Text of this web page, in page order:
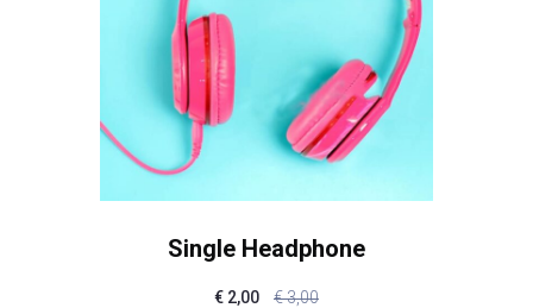
Single Headphone
€3,00
€ 2,00